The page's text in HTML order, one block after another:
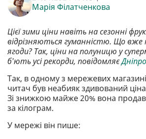
Марія Філатченкова
Цієї зими ціни навіть на сезонні
відрізняються гуманністю. Що вже
ягоди? Так, ціни на полуницю у
б'ють усі рекорди, повідомляє
Так, в одному з мережевих
читач був неабияк здивований
Зі знижкою майже 20% вона
за кілограм.
У мережі він пише: